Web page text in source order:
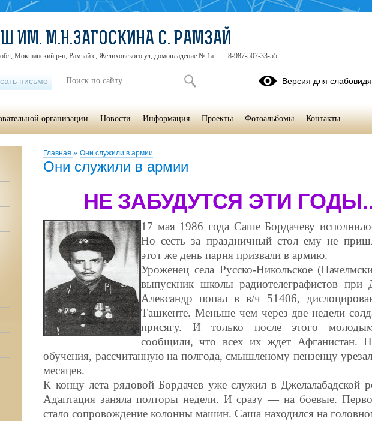
Главная » Они служили в армии
Они служили в армии
НЕ ЗАБУДУТСЯ ЭТИ ГОДЫ
17 мая 1986 года Саше Бордачеву
Но сесть за праздничный стол ему не
этот же день парня призвали в армию.
Уроженец села Русско-Никольское
выпускник школы радиотелеграфистов
Александр попал в в/ч 51406,
Ташкенте. Меньше чем через две недели
присягу. И только после этого
сообщили, что всех их ждет Афганистан.
обучения, рассчитанную на полгода, смышленому пензенцу
месяцев.
К концу лета рядовой Бордачев уже служил в Джелалабадской
Адаптация заняла полторы недели. И сразу — на боевые.
стало сопровождение колонны машин. Саша находился на
ИМ. М.Н.ЗАГОСКИНА С. РАМЗАЙ
Мокшанский р-н, Рамзай с, Желиховского ул, домовладение № 1а 8-987-507-33-55
письмо Версия для
организации Новости Информация Проекты Фотоальбомы Контакты